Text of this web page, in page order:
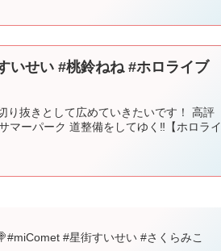
いせい #桃鈴ねね #ホロライブ
り抜きとして広めていきたいです！ 高評
マーパーク 道整備をしてゆく‼【ホロライ
#星街すいせい #さくらみこ